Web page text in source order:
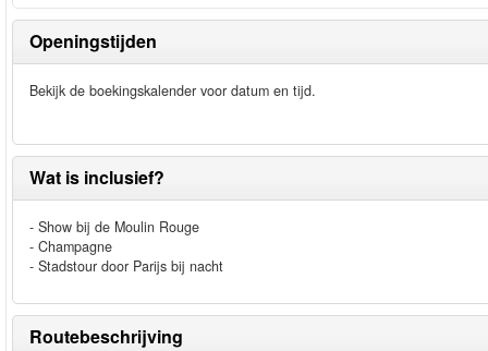
Openingstijden
Bekijk de boekingskalender voor datum en tijd.
Wat is inclusief?
- Show bij de Moulin Rouge
- Champagne
- Stadstour door Parijs bij nacht
Routebeschrijving